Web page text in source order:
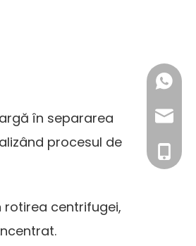
în separarea
procesul de
rotirea centrifugei,
+86-
+86-